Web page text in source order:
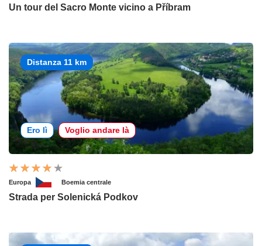
Un tour del Sacro Monte vicino a Příbram
Distanza 11 km
Ero lì Voglio andare là
Europa Boemia centrale
Strada per Solenická Podkov